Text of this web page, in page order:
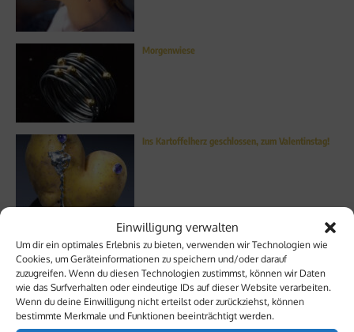
Einwilligung verwalten
Um dir ein optimales Erlebnis zu bieten, verwenden wir Technologien wie
Cookies, um Geräteinformationen zu speichern und/oder darauf
zuzugreifen. Wenn du diesen Technologien zustimmst, können wir Daten
wie das Surfverhalten oder eindeutige IDs auf dieser Website verarbeiten.
Wenn du deine Einwilligung nicht erteilst oder zurückziehst, können
bestimmte Merkmale und Funktionen beeinträchtigt werden.
Morgenwiese
Ins Kartoffelherz geschlossen, zum Valentinstag!
Kaffeesatz
Die Perfektion des Unvollkommenen